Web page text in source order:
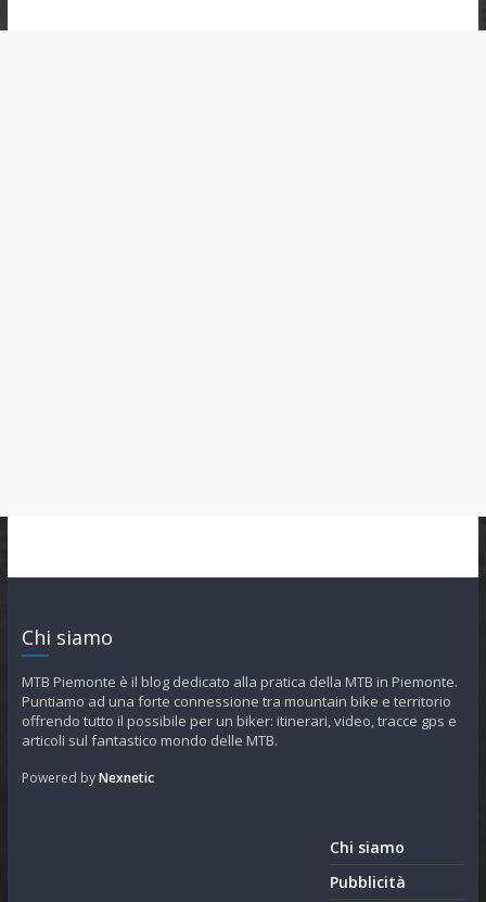
Chi siamo
MTB Piemonte è il blog dedicato alla pratica della MTB in Piemonte.
Puntiamo ad una forte connessione tra mountain bike e territorio
offrendo tutto il possibile per un biker: itinerari, video, tracce gps e
articoli sul fantastico mondo delle MTB.
Powered byNexnetic
Chi siamo
Pubblicità